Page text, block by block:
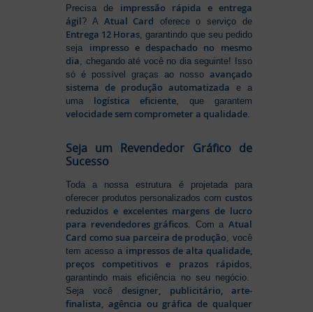
Precisa de impressão rápida e entrega
ágil? A Atual Card oferece o serviço de
Entrega 12 Horas , garantindo que seu pedido
seja impresso e despachado no mesmo
dia , chegando até você no dia seguinte! Isso
só é possível graças ao nosso avançado
sistema de produção automatizada e a
uma logística eficiente , que garantem
velocidade sem comprometer a qualidade
Seja um Revendedor Gráfico de
Sucesso
Toda a nossa estrutura é projetada para
oferecer produtos personalizados com custos
reduzidos e excelentes margens de lucro
para revendedores gráficos . Com a Atual
Card como sua parceira de produção , você
tem acesso a impressos de alta qualidade,
preços competitivos e prazos rápidos,
garantindo mais eficiência no seu negócio.
Seja vocêdesigner, publicitário, arte-
finalista, agência ou gráfica de qualquer